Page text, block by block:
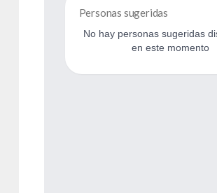
Personas sugeridas
No hay personas sugeridas
en este momento